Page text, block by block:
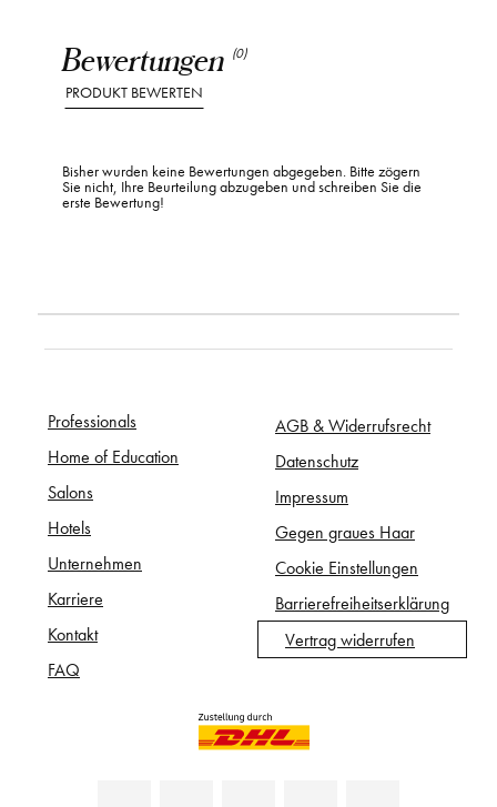
Bewertungen (0)
PRODUKT BEWERTEN
Bisher wurden keine Bewertungen abgegeben. Bitte zögern
Sie nicht, Ihre Beurteilung abzugeben und schreiben Sie die
erste Bewertung!
Professionals
Home of Education
Salons
Hotels
Unternehmen
Karriere
Kontakt
FAQ
AGB & Widerrufsrecht
Datenschutz
Impressum
Gegen graues Haar
Cookie Einstellungen
Barrierefreiheitserklärung
Vertrag widerrufen